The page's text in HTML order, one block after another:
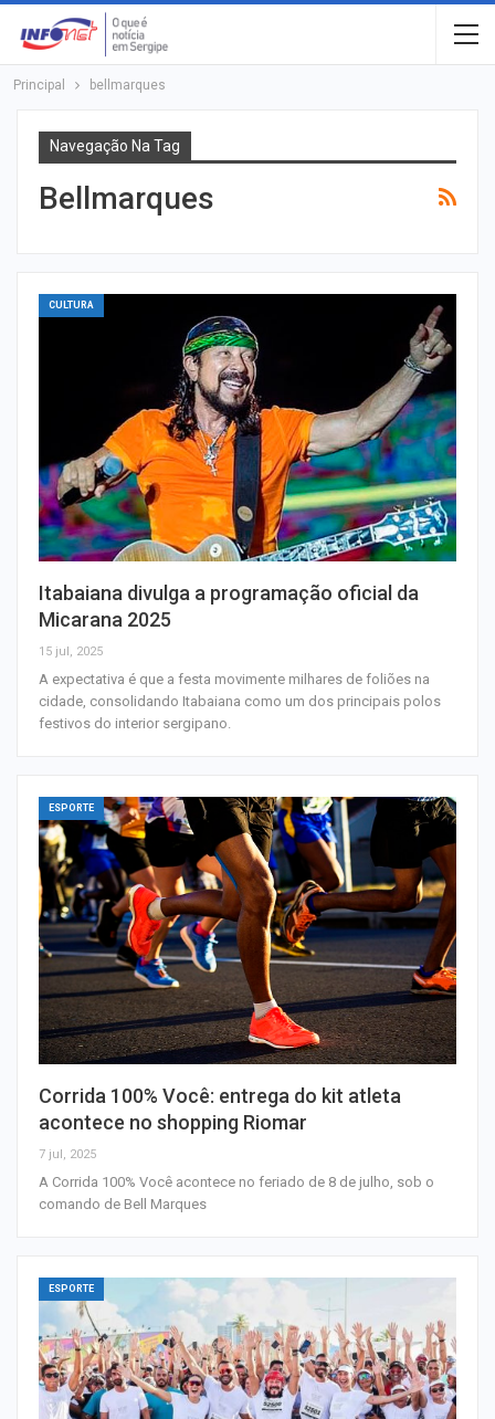
Principal bellmarques
Navegação Na Tag
Bellmarques
CULTURA
Itabaiana divulga a programação oficial da
Micarana 2025
15 jul, 2025
A expectativa é que a festa movimente milhares de foliões na
cidade, consolidando Itabaiana como um dos principais polos
festivos do interior sergipano.
ESPORTE
Corrida 100% Você: entrega do kit atleta
acontece no shopping Riomar
7 jul, 2025
A Corrida 100% Você acontece no feriado de 8 de julho, sob o
comando de Bell Marques
ESPORTE